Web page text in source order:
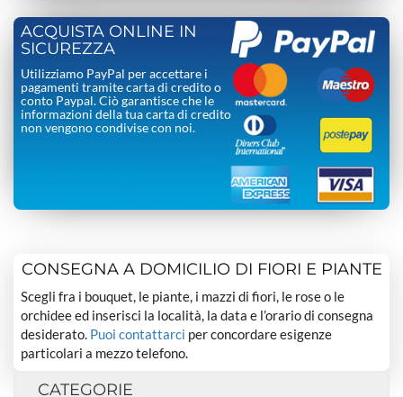
ACQUISTA ONLINE IN
SICUREZZA
Utilizziamo PayPal per accettare i
pagamenti tramite carta di credito o
conto Paypal. Ciò garantisce che le
informazioni della tua carta di credito
non vengono condivise con noi.
CONSEGNA A DOMICILIO DI FIORI E PIANTE
Scegli fra i bouquet, le piante, i mazzi di fiori, le rose o le
orchidee ed inserisci la località, la data e l’orario di consegna
desiderato. Puoi contattarci per concordare esigenze
particolari a mezzo telefono.
CATEGORIE